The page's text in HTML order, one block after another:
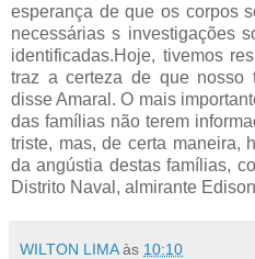
esperança de que os corpos
necessárias s investigações
identificadas.Hoje, tivemos
traz a certeza de que nosso
disse Amaral. O mais
das famílias não terem
triste, mas, de certa maneira,
da angústia destas famílias,
Distrito Naval, almirante
WILTON LIMA às 10:10